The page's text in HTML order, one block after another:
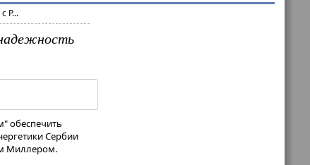
Р...
обеспечить
Сербии
Миллером.